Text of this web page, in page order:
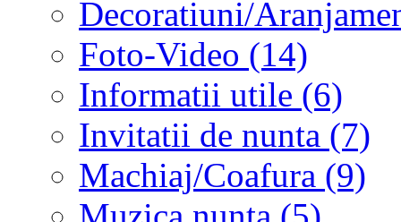
Decoratiuni/
Foto-Video (14)
Informatii utile (6)
Invitatii de nunta (7)
Machiaj/Coafura (9)